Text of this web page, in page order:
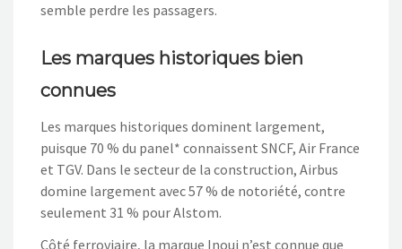
semble perdre les passagers.
Les marques historiques bien
connues
Les marques historiques dominent largement,
puisque 70 % du panel* connaissent SNCF, Air France
et TGV. Dans le secteur de la construction, Airbus
domine largement avec 57 % de notoriété, contre
seulement 31 % pour Alstom.
Côté ferroviaire, la marque Inoui n’est connue que